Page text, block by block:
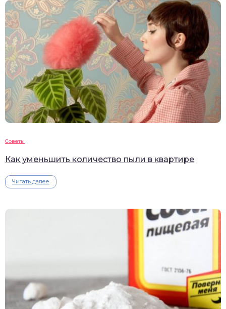
Советы
Как уменьшить количество пыли в квартире
Читать далее